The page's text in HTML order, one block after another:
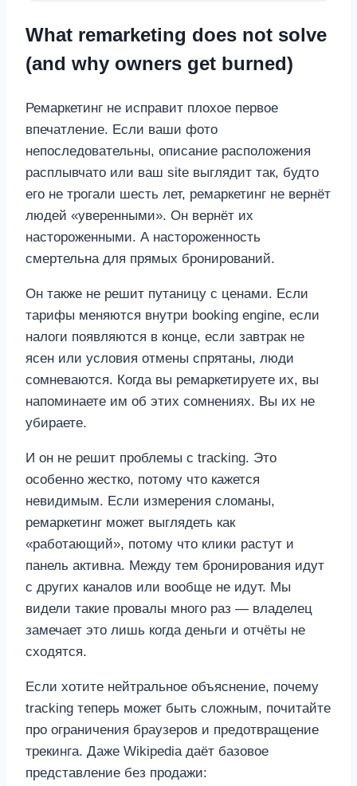
What remarketing does not solve
(and why owners get burned)
Ремаркетинг не исправит плохое первое
впечатление. Если ваши фото
непоследовательны, описание расположения
расплывчато или ваш site выглядит так, будто
его не трогали шесть лет, ремаркетинг не вернёт
людей «уверенными». Он вернёт их
настороженными. А настороженность
смертельна для прямых бронирований.
Он также не решит путаницу с ценами. Если
тарифы меняются внутри booking engine, если
налоги появляются в конце, если завтрак не
ясен или условия отмены спрятаны, люди
сомневаются. Когда вы ремаркетируете их, вы
напоминаете им об этих сомнениях. Вы их не
убираете.
И он не решит проблемы с tracking. Это
особенно жестко, потому что кажется
невидимым. Если измерения сломаны,
ремаркетинг может выглядеть как
«работающий», потому что клики растут и
панель активна. Между тем бронирования идут
с других каналов или вообще не идут. Мы
видели такие провалы много раз — владелец
замечает это лишь когда деньги и отчёты не
сходятся.
Если хотите нейтральное объяснение, почему
tracking теперь может быть сложным, почитайте
про ограничения браузеров и предотвращение
трекинга. Даже Wikipedia даёт базовое
представление без продажи: